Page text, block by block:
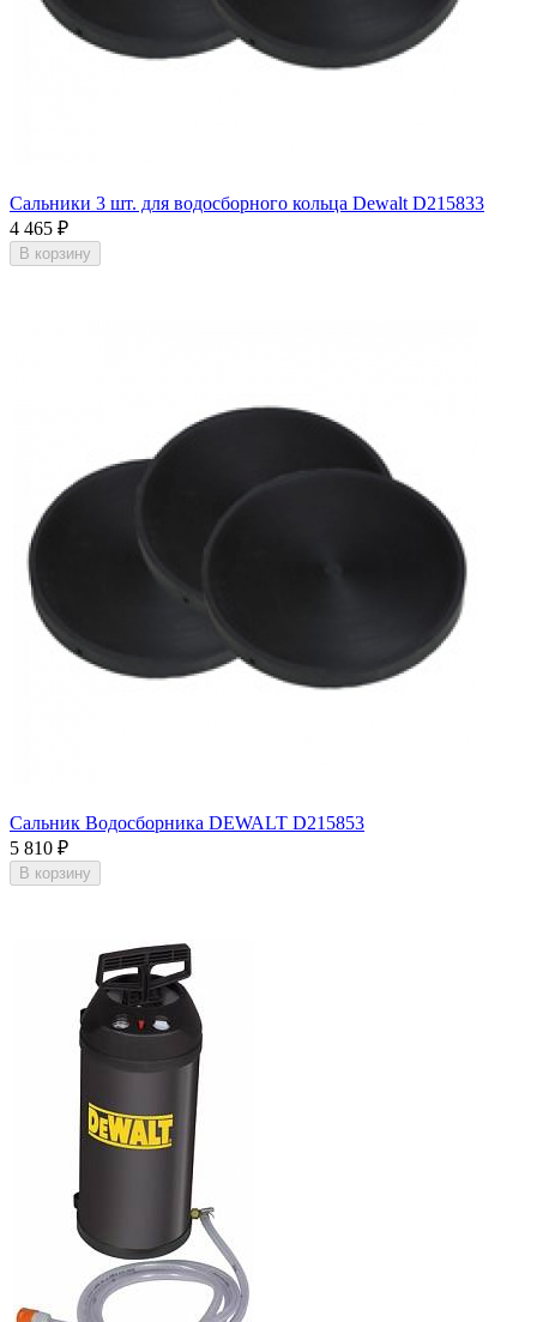
Сальники 3 шт. для водосборного кольца Dewalt D215833
4 465 ₽
В корзину
Сальник Водосборника DEWALT D215853
5 810 ₽
В корзину